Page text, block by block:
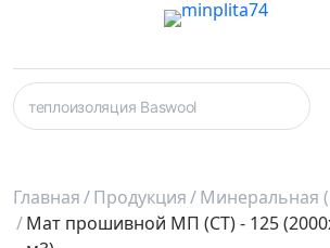
Главная Продукция
Минеральная
Мат прошивной МП (СТ) - 125